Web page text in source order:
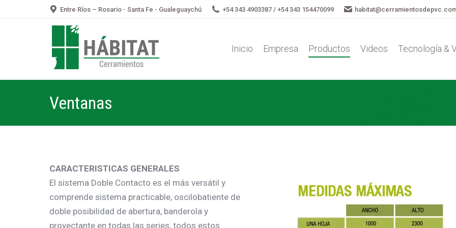
Entre Ríos – Rosario - Santa Fe - Gualeguaychú +54 343 4903387 / +54 343 154470099
Inicio Empresa Productos Videos Tecnología &
Ventanas
CARACTERISTICAS GENERALES
El sistema Doble Contacto es el más versátil y
comprende sistema practicable, oscilobatiente de
doble posibilidad de abertura, banderola y
proyectante en todas las series, todos estos